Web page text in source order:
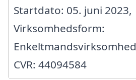
Startdato: 05. juni 2023,
Virksomhedsform:
Enkeltmandsvirksomhed
CVR: 44094584